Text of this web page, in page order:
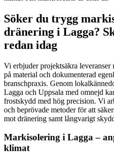
Söker du trygg
dränering i Lagga?
redan idag
Vi erbjuder projektsäkra
på material och dokumenterad
branschpraxis. Genom
Lagga och Uppsala med omnejd
frostskydd med hög precision. Vi
och beprövade metoder för att
mot dränering samt långvarigt
Markisolering i Lagga –
klimat